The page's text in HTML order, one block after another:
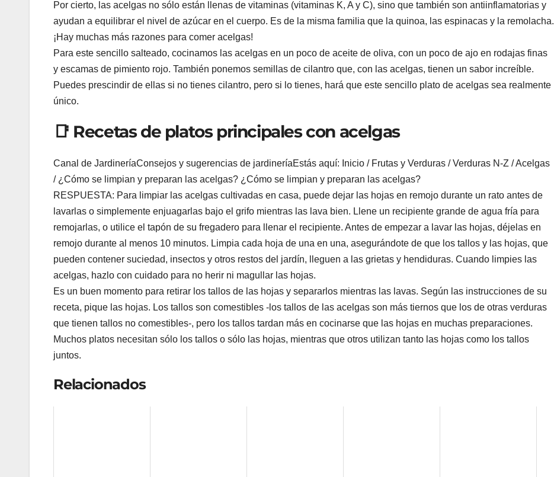
Por cierto, las acelgas no sólo están llenas de vitaminas (vitaminas K, A y C), sino que también son antiinflamatorias y
ayudan a equilibrar el nivel de azúcar en el cuerpo. Es de la misma familia que la quinoa, las espinacas y la remolacha.
¡Hay muchas más razones para comer acelgas!
Para este sencillo salteado, cocinamos las acelgas en un poco de aceite de oliva, con un poco de ajo en rodajas finas
y escamas de pimiento rojo. También ponemos semillas de cilantro que, con las acelgas, tienen un sabor increíble.
Puedes prescindir de ellas si no tienes cilantro, pero si lo tienes, hará que este sencillo plato de acelgas sea realmente
único.
📑 Recetas de platos principales con acelgas
Canal de JardineríaConsejos y sugerencias de jardineríaEstás aquí: Inicio / Frutas y Verduras / Verduras N-Z / Acelgas
/ ¿Cómo se limpian y preparan las acelgas? ¿Cómo se limpian y preparan las acelgas?
RESPUESTA: Para limpiar las acelgas cultivadas en casa, puede dejar las hojas en remojo durante un rato antes de
lavarlas o simplemente enjuagarlas bajo el grifo mientras las lava bien. Llene un recipiente grande de agua fría para
remojarlas, o utilice el tapón de su fregadero para llenar el recipiente. Antes de empezar a lavar las hojas, déjelas en
remojo durante al menos 10 minutos. Limpia cada hoja de una en una, asegurándote de que los tallos y las hojas, que
pueden contener suciedad, insectos y otros restos del jardín, lleguen a las grietas y hendiduras. Cuando limpies las
acelgas, hazlo con cuidado para no herir ni magullar las hojas.
Es un buen momento para retirar los tallos de las hojas y separarlos mientras las lavas. Según las instrucciones de su
receta, pique las hojas. Los tallos son comestibles -los tallos de las acelgas son más tiernos que los de otras verduras
que tienen tallos no comestibles-, pero los tallos tardan más en cocinarse que las hojas en muchas preparaciones.
Muchos platos necesitan sólo los tallos o sólo las hojas, mientras que otros utilizan tanto las hojas como los tallos
juntos.
Relacionados